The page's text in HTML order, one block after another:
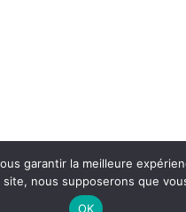
garantir la meilleure
nous supposerons que
OK